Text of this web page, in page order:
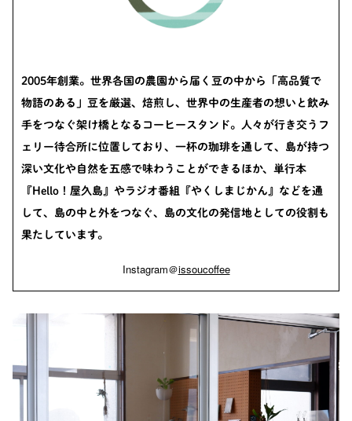
2005年創業。世界各国の農園から届く豆の中から「高品質で
物語のある」豆を厳選、焙煎し、世界中の生産者の想いと飲み
手をつなぐ架け橋となるコーヒースタンド。人々が行き交うフ
ェリー待合所に位置しており、一杯の珈琲を通して、島が持つ
深い文化や自然を五感で味わうことができるほか、単行本
『Hello！屋久島』やラジオ番組『やくしまじかん』などを通
して、島の中と外をつなぐ、島の文化の発信地としての役割も
果たしています。
Instagram＠issoucoffee